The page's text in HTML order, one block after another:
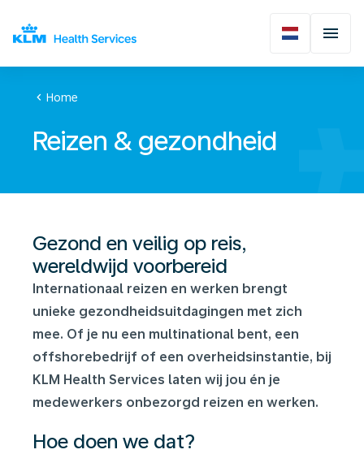
chevron_left Home
Reizen & gezondheid
Gezond en veilig op reis,
wereldwijd voorbereid
Internationaal reizen en werken brengt
unieke gezondheidsuitdagingen met zich
mee. Of je nu een multinational bent, een
offshorebedrijf of een overheidsinstantie, bij
KLM Health Services laten wij jou én je
medewerkers onbezorgd reizen en werken.
Hoe doen we dat?